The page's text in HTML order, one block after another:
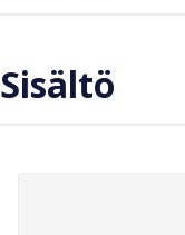
Sisältö